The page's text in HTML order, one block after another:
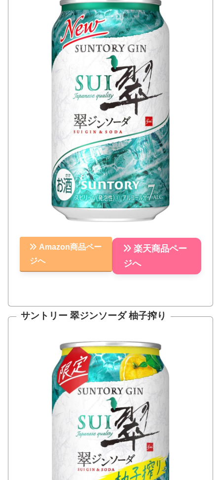
Amazon商品ペー
ジへ
楽天商品ペー
ジへ
サントリー 翠ジンソーダ 柚子搾り